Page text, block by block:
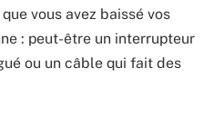
vous avez baissé vos
: peut-être un interrupteur
ou un câble qui fait des